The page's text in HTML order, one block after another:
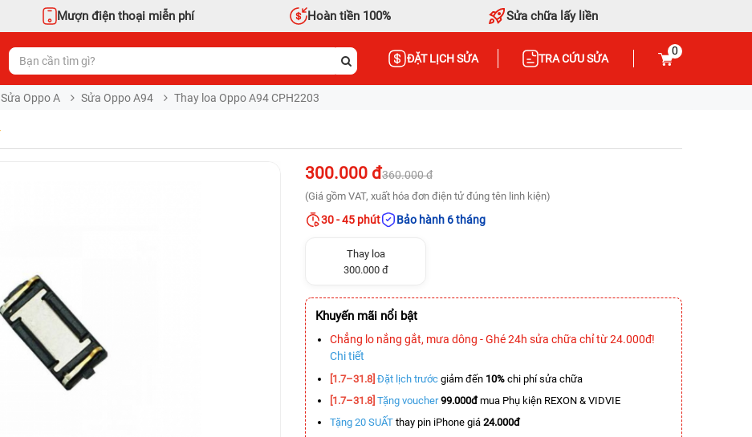
Mượn điện thoại miễn phí Hoàn tiền 100% Sửa chữa lấy liền
ĐẶT LỊCH SỬA TRA CỨU SỬA
0
Sửa Oppo A Sửa Oppo A94 Thay loa Oppo A94 CPH2203
300.000 đ360.000 đ
(Giá gồm VAT, xuất hóa đơn điện tử đúng tên linh kiện)
30 - 45 phút Bảo hành 6 tháng
Thay loa
300.000 đ
Khuyến mãi nổi bật
Chẳng lo nắng gắt, mưa dông - Ghé 24h sửa chữa chỉ từ 24.000đ!
Chi tiết
[1.7–31.8] Đặt lịch trước giảm đến 10% chi phí sửa chữa
[1.7–31.8] Tặng voucher 99.000đmua Phụ kiện REXON & VIDVIE
Tặng 20 SUẤT thay pin iPhone giá 24.000đ